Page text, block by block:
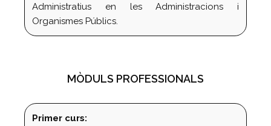
Administratius en les Administracions i
Organismes Públics.
MÒDULS PROFESSIONALS
Primer curs: